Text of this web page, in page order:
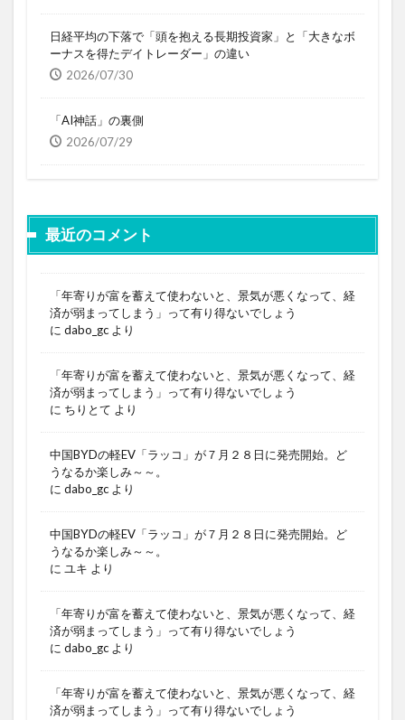
日経平均の下落で「頭を抱える長期投資家」と「大きなボ
ーナスを得たデイトレーダー」の違い
2026/07/30
「AI神話」の裏側
2026/07/29
最近のコメント
「年寄りが富を蓄えて使わないと、景気が悪くなって、経
済が弱まってしまう」って有り得ないでしょう
に dabo_gc より
「年寄りが富を蓄えて使わないと、景気が悪くなって、経
済が弱まってしまう」って有り得ないでしょう
に ちりとて より
中国BYDの軽EV「ラッコ」が７月２８日に発売開始。ど
うなるか楽しみ～～。
に dabo_gc より
中国BYDの軽EV「ラッコ」が７月２８日に発売開始。ど
うなるか楽しみ～～。
に ユキ より
「年寄りが富を蓄えて使わないと、景気が悪くなって、経
済が弱まってしまう」って有り得ないでしょう
に dabo_gc より
「年寄りが富を蓄えて使わないと、景気が悪くなって、経
済が弱まってしまう」って有り得ないでしょう